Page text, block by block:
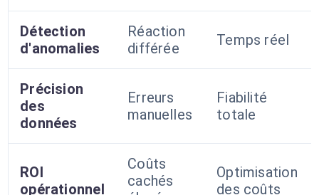
Détection
d'anomalies
Réaction
différée
Temps réel
Précision
des
données
Erreurs
manuelles
Fiabilité
totale
ROI
opérationnel
Coûts
cachés
Optimisation
des coûts